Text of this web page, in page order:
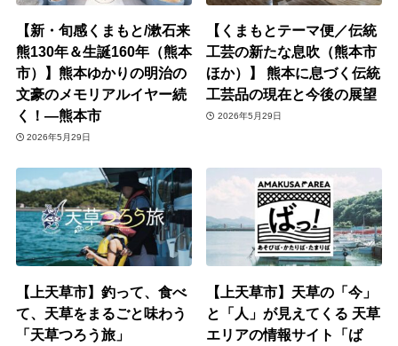
【新・旬感くまもと/漱石来
熊130年＆生誕160年（熊本
市）】熊本ゆかりの明治の
文豪のメモリアルイヤー続
く！―熊本市
2026年5月29日
【くまもとテーマ便／伝統
工芸の新たな息吹（熊本市
ほか）】 熊本に息づく伝統
工芸品の現在と今後の展望
2026年5月29日
【上天草市】釣って、食べ
て、天草をまるごと味わう
「天草つろう旅」
【上天草市】天草の「今」
と「人」が見えてくる 天草
エリアの情報サイト「ば